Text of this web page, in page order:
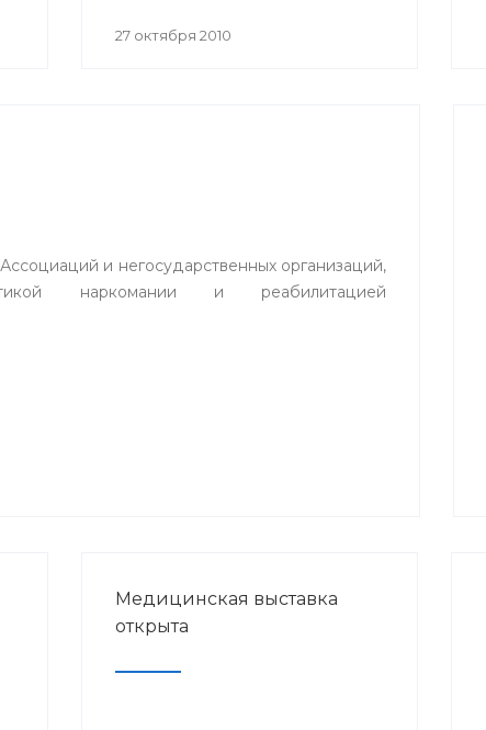
лаборатории, соответствующего
27 октября 2010
и негосударственных организаций,
наркомании и реабилитацией
Медицинская выставка
открыта